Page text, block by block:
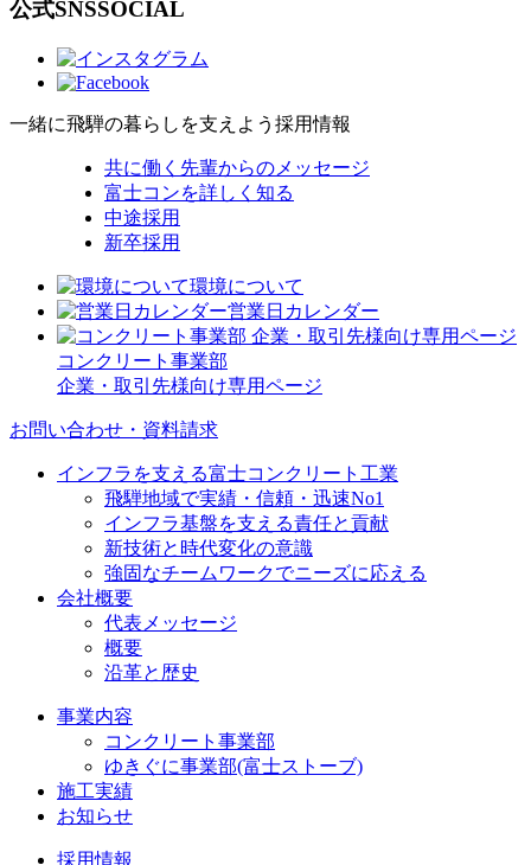
公式SNSSOCIAL
一緒に飛騨の暮らしを支えよう 採用情報
共に働く先輩からのメッセージ
富士コンを詳しく知る
中途採用
新卒採用
環境について
営業日カレンダー
コンクリート事業部
企業・取引先様向け専用ページ
お問い合わせ・資料請求
インフラを支える富士コンクリート工業
飛騨地域で実績・信頼・迅速No1
インフラ基盤を支える責任と貢献
新技術と時代変化の意識
強固なチームワークでニーズに応える
会社概要
代表メッセージ
概要
沿革と歴史
事業内容
コンクリート事業部
ゆきぐに事業部(富士ストーブ)
施工実績
お知らせ
採用情報